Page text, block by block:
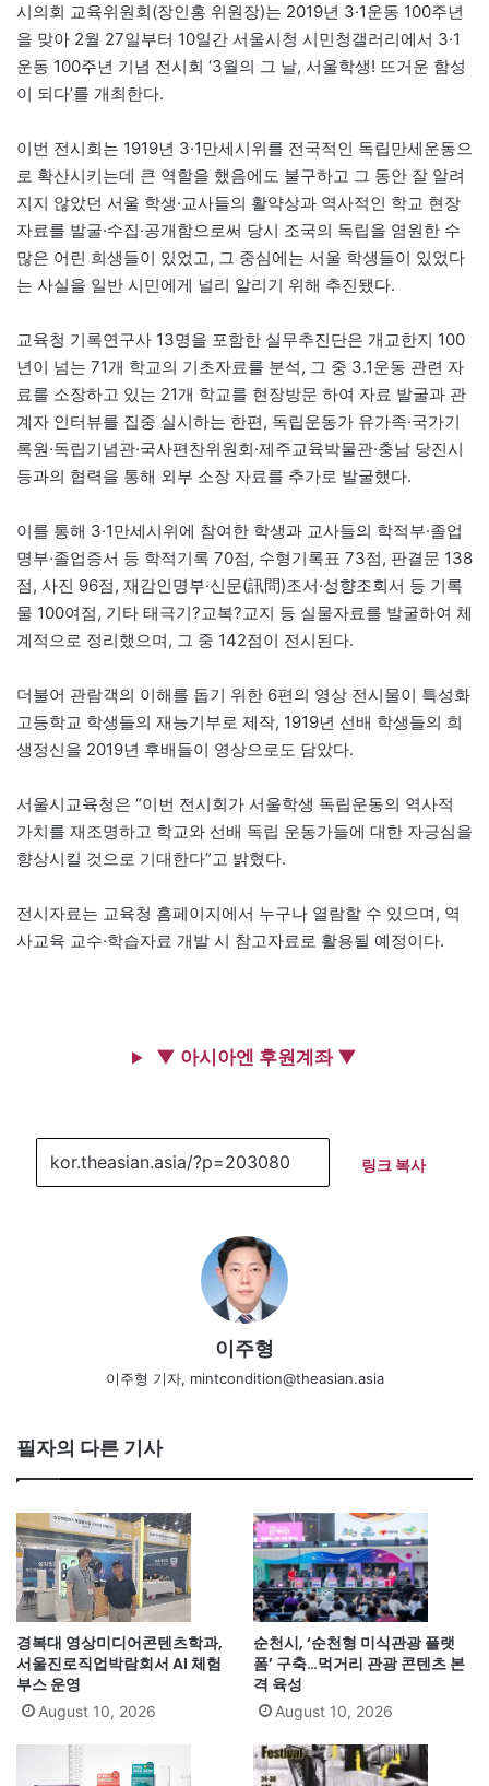
시의회 교육위원회(장인홍 위원장)는 2019년 3·1운동 100주년
을 맞아 2월 27일부터 10일간 서울시청 시민청갤러리에서 3·1
운동 100주년 기념 전시회 ‘3월의 그 날, 서울학생! 뜨거운 함성
이 되다’를 개최한다.
이번 전시회는 1919년 3·1만세시위를 전국적인 독립만세운동으
로 확산시키는데 큰 역할을 했음에도 불구하고 그 동안 잘 알려
지지 않았던 서울 학생·교사들의 활약상과 역사적인 학교 현장
자료를 발굴·수집·공개함으로써 당시 조국의 독립을 염원한 수
많은 어린 희생들이 있었고, 그 중심에는 서울 학생들이 있었다
는 사실을 일반 시민에게 널리 알리기 위해 추진됐다.
교육청 기록연구사 13명을 포함한 실무추진단은 개교한지 100
년이 넘는 71개 학교의 기초자료를 분석, 그 중 3.1운동 관련 자
료를 소장하고 있는 21개 학교를 현장방문 하여 자료 발굴과 관
계자 인터뷰를 집중 실시하는 한편, 독립운동가 유가족·국가기
록원·독립기념관·국사편찬위원회·제주교육박물관·충남 당진시
등과의 협력을 통해 외부 소장 자료를 추가로 발굴했다.
이를 통해 3·1만세시위에 참여한 학생과 교사들의 학적부·졸업
명부·졸업증서 등 학적기록 70점, 수형기록표 73점, 판결문 138
점, 사진 96점, 재감인명부·신문(訊問)조서·성향조회서 등 기록
물 100여점, 기타 태극기?교복?교지 등 실물자료를 발굴하여 체
계적으로 정리했으며, 그 중 142점이 전시된다.
더불어 관람객의 이해를 돕기 위한 6편의 영상 전시물이 특성화
고등학교 학생들의 재능기부로 제작, 1919년 선배 학생들의 희
생정신을 2019년 후배들이 영상으로도 담았다.
서울시교육청은 “이번 전시회가 서울학생 독립운동의 역사적
가치를 재조명하고 학교와 선배 독립 운동가들에 대한 자긍심을
향상시킬 것으로 기대한다”고 밝혔다.
전시자료는 교육청 홈페이지에서 누구나 열람할 수 있으며, 역
사교육 교수·학습자료 개발 시 참고자료로 활용될 예정이다.
▼ 아시아엔 후원계좌 ▼
링크 복사
이주형
이주형 기자, mintcondition@theasian.asia
필자의 다른 기사
경복대 영상미디어콘텐츠학과,
서울진로직업박람회서 AI 체험
부스 운영
August 10, 2026
순천시, ‘순천형 미식관광 플랫
폼’ 구축…먹거리 관광 콘텐츠 본
격 육성
August 10, 2026